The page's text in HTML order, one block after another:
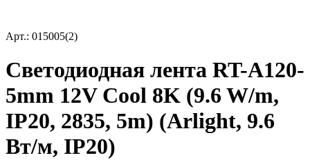
Арт.: 015005(2)
Светодиодная лента RT-A120-
5mm 12V Cool 8K (9.6 W/m,
IP20, 2835, 5m) (Arlight, 9.6
Вт/м, IP20)